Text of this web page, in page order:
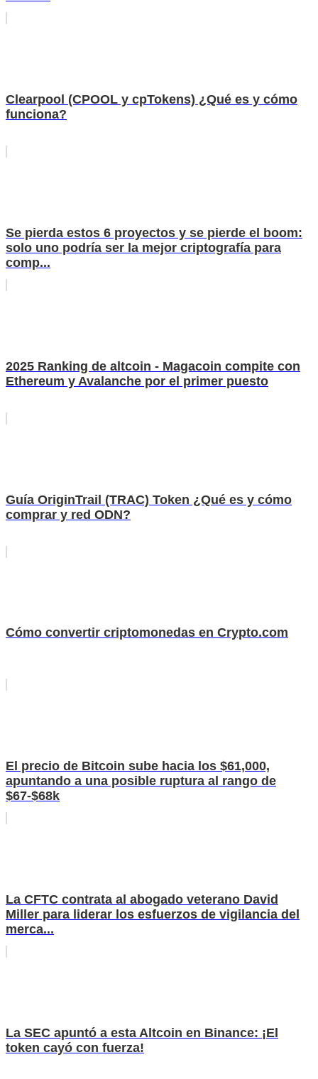
Clearpool (CPOOL y cpTokens) ¿Qué es y cómo
funciona?
Se pierda estos 6 proyectos y se pierde el boom:
solo uno podría ser la mejor criptografía para
comp...
2025 Ranking de altcoin - Magacoin compite con
Ethereum y Avalanche por el primer puesto
Guía OriginTrail (TRAC) Token ¿Qué es y cómo
comprar y red ODN?
Cómo convertir criptomonedas en Crypto.com
El precio de Bitcoin sube hacia los $61,000,
apuntando a una posible ruptura al rango de
$67-$68k
La CFTC contrata al abogado veterano David
Miller para liderar los esfuerzos de vigilancia del
merca...
La SEC apuntó a esta Altcoin en Binance: ¡El
token cayó con fuerza!